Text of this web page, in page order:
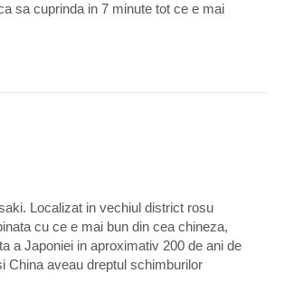
sa cuprinda in 7 minute tot ce e mai
Localizat in vechiul district rosu
cu ce e mai bun din cea chineza,
a Japoniei in aproximativ 200 de ani de
China aveau dreptul schimburilor